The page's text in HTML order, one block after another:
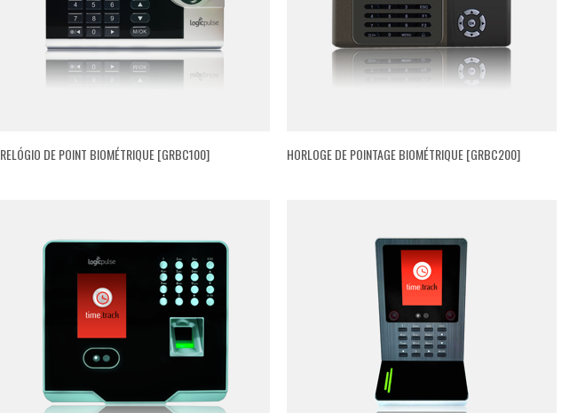
RELÓGIO DE POINT BIOMÉTRIQUE [GRBC100] HORLOGE DE POINTAGE BIOMÉTRIQUE [GRBC200]